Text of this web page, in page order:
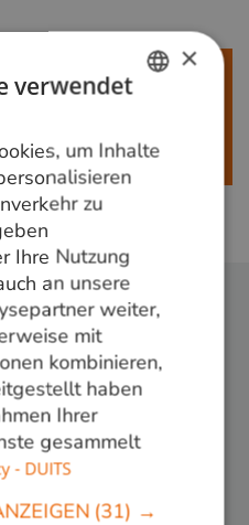
uns:
GERMAN
ENGLISH
×
verwendet
um Inhalte
zu
Ihre Nutzung
an unsere
weiter,
mit
kombinieren,
haben
Ihrer
gesammelt
- DUITS
(31) →